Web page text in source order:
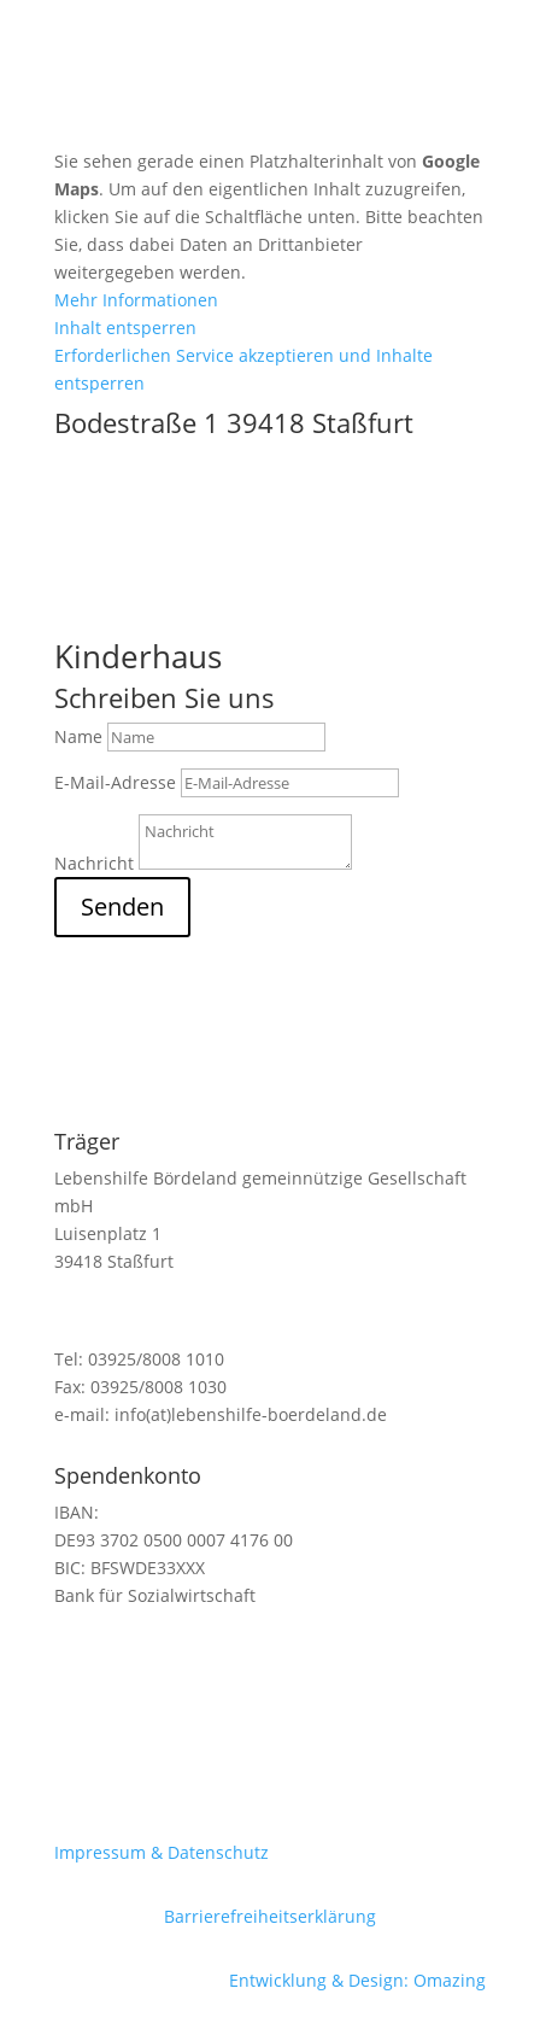
Sie sehen gerade einen Platzhalterinhalt von Google
Maps. Um auf den eigentlichen Inhalt zuzugreifen,
klicken Sie auf die Schaltfläche unten. Bitte beachten
Sie, dass dabei Daten an Drittanbieter
weitergegeben werden.
Mehr Informationen
Inhalt entsperren
Erforderlichen Service akzeptieren und Inhalte
entsperren
Bodestraße 1 39418 Staßfurt
Kinderhaus
Schreiben Sie uns
Name
E-Mail-Adresse
Nachricht
Senden
Träger
Lebenshilfe Bördeland gemeinnützige Gesellschaft
mbH
Luisenplatz 1
39418 Staßfurt
Tel: 03925/8008 1010
Fax: 03925/8008 1030
e-mail: info(at)lebenshilfe-boerdeland.de
Spendenkonto
IBAN:
DE93 3702 0500 0007 4176 00
BIC: BFSWDE33XXX
Bank für Sozialwirtschaft
Impressum & Datenschutz
Barrierefreiheitserklärung
Entwicklung & Design: Omazing